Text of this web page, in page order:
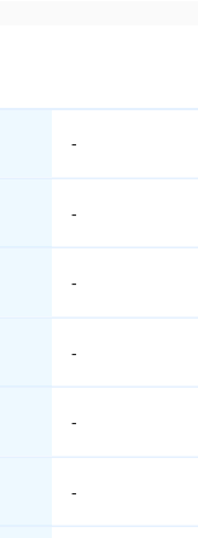
-
-
-
-
-
-